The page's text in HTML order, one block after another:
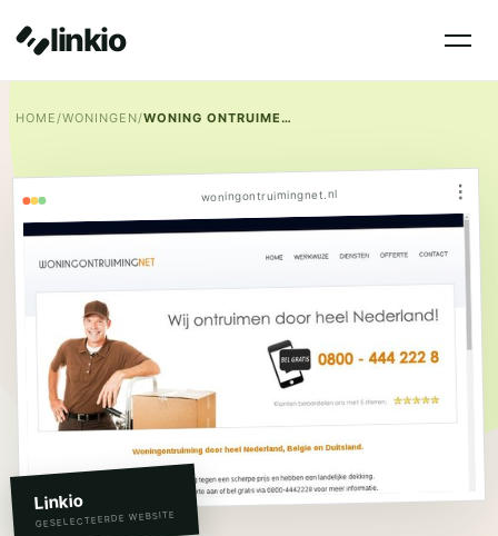
linkio
HOME/WONINGEN/ WONING ONTRUIMEN VIA WONING ONTRUIMING NET
woningontruimingnet.nl ⋮
Linkio
GESELECTEERDE WEBSITE